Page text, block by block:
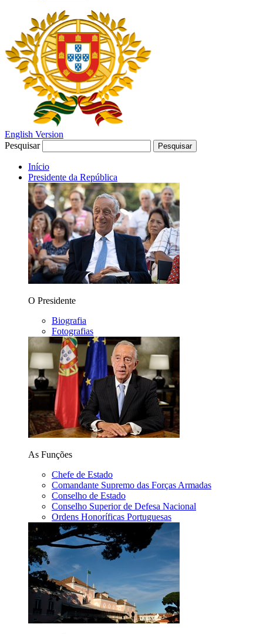
English Version
Pesquisar
Pesquisar
Início
Presidente da República
O Presidente
Biografia
Fotografias
As Funções
Chefe de Estado
Comandante Supremo das Forças Armadas
Conselho de Estado
Conselho Superior de Defesa Nacional
Ordens Honoríficas Portuguesas